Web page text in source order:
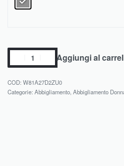
Aggiungi al
W81A27D2ZU0
Categorie: Abbigliamento, Abbigliamento